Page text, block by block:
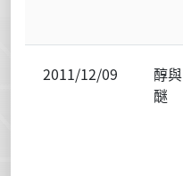
2011/12/09
醇與
醚